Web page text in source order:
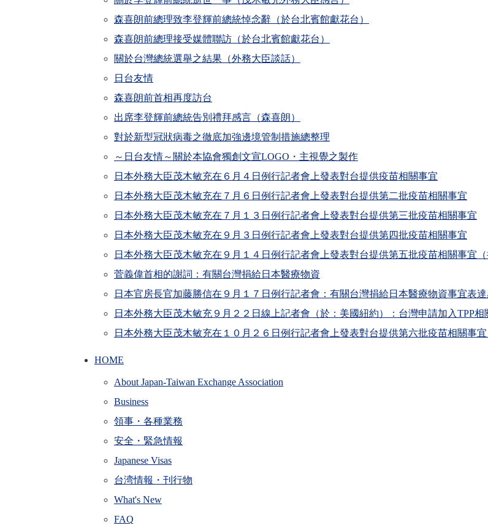
森喜朗前總理致李登輝前總統悼念辭（於台北賓館獻花台）
森喜朗前總理接受媒體聯訪（於台北賓館獻花台）
關於台灣總統選舉之結果（外務大臣談話）
日台友情
森喜朗前首相再度訪台
出席李登輝前總統告別禮拜感言（森喜朗）
對於新型冠狀病毒之徹底加強邊境管制措施總整理
～日台友情～關於本協會獨創文宣LOGO・主視覺之製作
日本外務大臣茂木敏充在６月４日例行記者會上發表對台提供疫苗相關事宜
日本外務大臣茂木敏充在７月６日例行記者會上發表對台提供第二批疫苗相關事宜
日本外務大臣茂木敏充在７月１３日例行記者會上發表對台提供第三批疫苗相關事宜
日本外務大臣茂木敏充在９月３日例行記者會上發表對台提供第四批疫苗相關事宜
日本外務大臣茂木敏充在９月１４日例行記者會上發表對台提供第五批疫苗相關事宜（
菅義偉首相的謝詞：有關台灣捐給日本醫療物資
日本官房長官加藤勝信在９月１７日例行記者會：有關台灣捐給日本醫療物資事宜表
日本外務大臣茂木敏充９月２２日線上記者會（於：美國紐約）：台灣申請加入TPP相
日本外務大臣茂木敏充在１０月２６日例行記者會上發表對台提供第六批疫苗相關事宜
HOME
About Japan-Taiwan Exchange Association
Business
領事・各種業務
安全・緊急情報
Japanese Visas
台湾情報・刊行物
What's New
FAQ